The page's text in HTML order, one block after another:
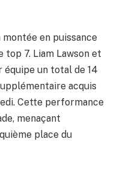
en puissance
top 7. Liam Lawson et
un total de 14
acquis
Cette performance
menaçant
place du